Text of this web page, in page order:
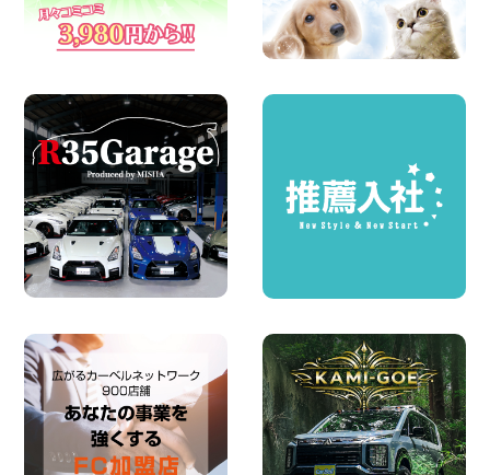
夏季休暇のお知らせ 東京都 墨田両国店
100円レンタカー 墨田両国
2026年08月07日
夏季休暇のお知らせ 東京都 墨田文花店
お盆も休まず営業します! 神奈川県 横浜
旭南本宿町店
100円レンタカー 横浜旭南本宿町
2026年08月07日